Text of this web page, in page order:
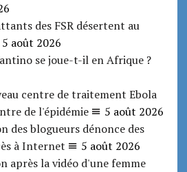
des FSR désertent au
5 août 2026
se joue-t-il en Afrique ?
centre de traitement Ebola
de l'épidémie
5 août 2026
des blogueurs dénonce des
à Internet
5 août 2026
après la vidéo d'une femme